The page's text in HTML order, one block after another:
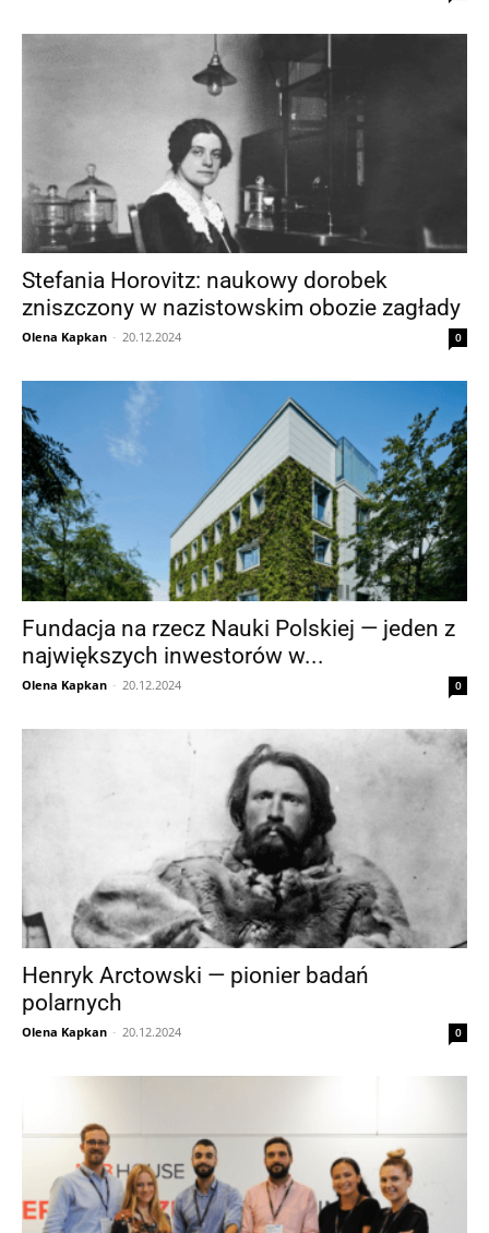
Stefania Horovitz: naukowy dorobek
zniszczony w nazistowskim obozie zagłady
Olena Kapkan - 20.12.2024 0
Fundacja na rzecz Nauki Polskiej — jeden z
największych inwestorów w...
Olena Kapkan - 20.12.2024 0
Henryk Arctowski — pionier badań
polarnych
Olena Kapkan - 20.12.2024 0